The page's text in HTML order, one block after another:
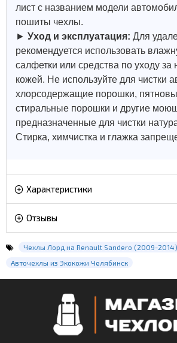
лист с названием модели
пошиты чехлы.
► Уход и эксплуатация: Для
рекомендуется использовать
салфетки или средства по уходу за
кожей. Не используйте для чистки
хлорсодержащие порошки,
стиральные порошки и другие
предназначенные для чистки
Стирка, химчистка и глажка
Характеристики
Отзывы
Чехлы Лорд на Renault Sandero (2009-2014)
Авточехлы из Экокожи Челябинск